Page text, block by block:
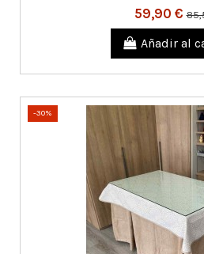
59,90 €
Añadir al
-30%